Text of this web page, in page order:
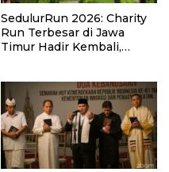
SedulurRun 2026: Charity
Run Terbesar di Jawa
Timur Hadir Kembali,
Santri dan Guru Honorer